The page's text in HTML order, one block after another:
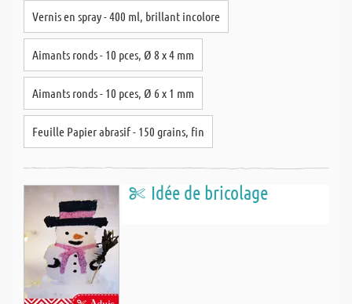
Vernis en spray - 400 ml, brillant incolore
Aimants ronds - 10 pces, Ø 8 x 4 mm
Aimants ronds - 10 pces, Ø 6 x 1 mm
Feuille Papier abrasif - 150 grains, fin
Idée de bricolage